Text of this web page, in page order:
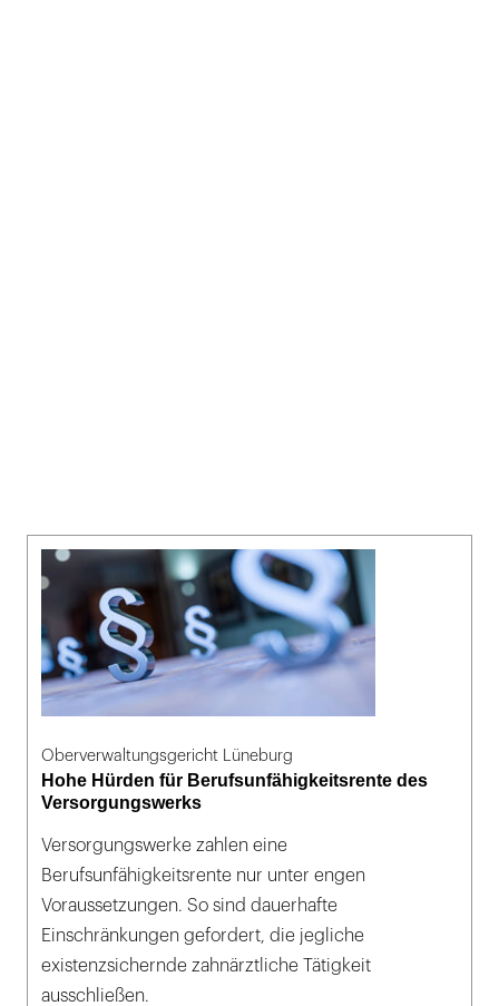
Oberverwaltungsgericht Lüneburg
Hohe Hürden für Berufsunfähigkeitsrente des
Versorgungswerks
Versorgungswerke zahlen eine
Berufsunfähigkeitsrente nur unter engen
Voraussetzungen. So sind dauerhafte
Einschränkungen gefordert, die jegliche
existenzsichernde zahnärztliche Tätigkeit
ausschließen.